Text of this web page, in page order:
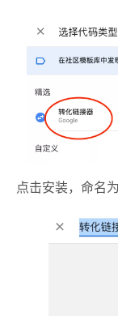
点击安装，命名